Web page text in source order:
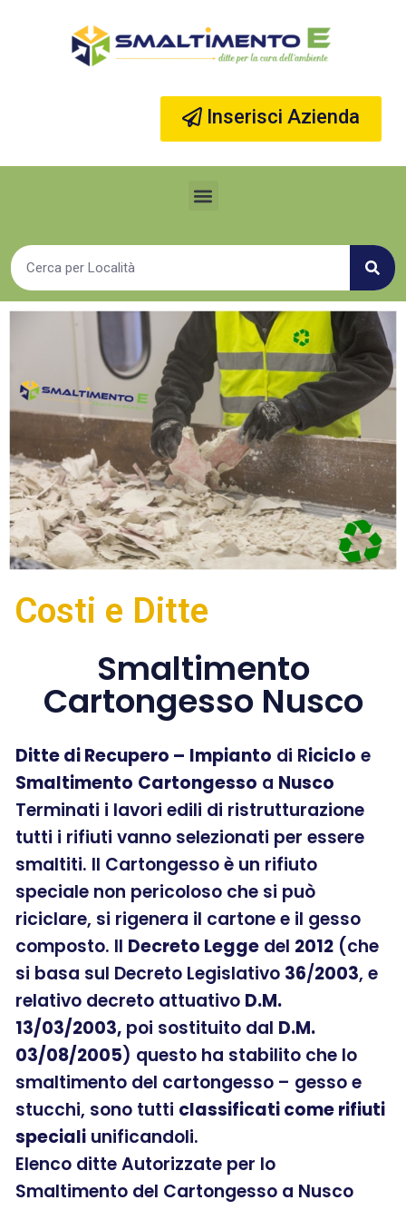
Inserisci Azienda
Costi e Ditte
Smaltimento
Cartongesso Nusco
Ditte di Recupero – Impianto di Riciclo e
Smaltimento Cartongesso a Nusco
Terminati i lavori edili di ristrutturazione
tutti i rifiuti vanno selezionati per essere
smaltiti. Il Cartongesso è un rifiuto
speciale non pericoloso che si può
riciclare, si rigenera il cartone e il gesso
composto. Il Decreto Legge del 2012 (che
si basa sul Decreto Legislativo 36/2003, e
relativo decreto attuativo D.M.
13/03/2003, poi sostituito dal D.M.
03/08/2005) questo ha stabilito che lo
smaltimento del cartongesso – gesso e
stucchi, sono tutti classificati come rifiuti
speciali unificandoli.
Elenco ditte Autorizzate per lo
Smaltimento del Cartongesso a Nusco